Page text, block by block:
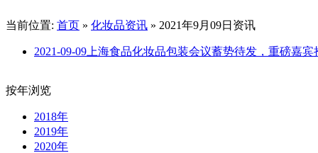
当前位置: 首页 » 化妆品资讯 » 2021年9月09日资讯
2021-09-09 上海食品化妆品包装会议蓄势待发，重磅嘉宾
按年浏览
2018年
2019年
2020年